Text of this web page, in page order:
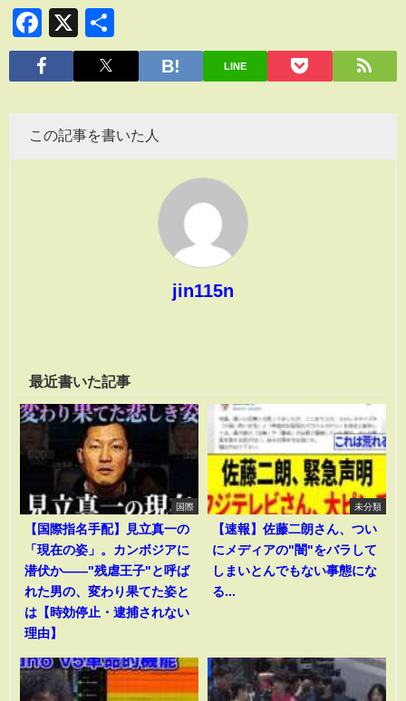
Facebook
X
有
LINE
この記事を書いた人
jin115n
最近書いた記事
国際
【国際指名手配】見立真一の
「現在の姿」。カンボジアに
潜伏か――"残虐王子"と呼ば
れた男の、変わり果てた姿と
は【時効停止・逮捕されない
理由】
未分類
【速報】佐藤二朗さん、つい
にメディアの"闇"をバラして
しまいとんでもない事態にな
る...